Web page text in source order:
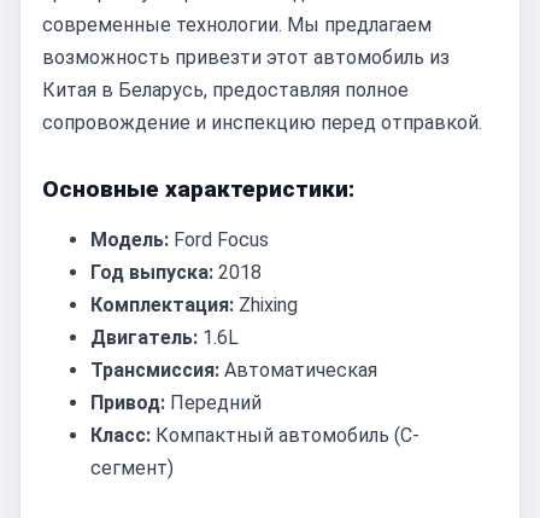
современные технологии. Мы предлагаем
возможность привезти этот автомобиль из
Китая в Беларусь, предоставляя полное
сопровождение и инспекцию перед отправкой.
Основные характеристики:
Модель: Ford Focus
Год выпуска: 2018
Комплектация: Zhixing
Двигатель: 1.6L
Трансмиссия: Автоматическая
Привод: Передний
Класс: Компактный автомобиль (C-
сегмент)